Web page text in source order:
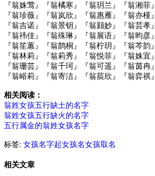
『翁姝莺』『翁橘寒』『翁玥兰』『翁湘菲』
『翁珍薇』『翁岚欣』『翁惠雁』『翁亦槿』
『翁吉诺』『翁景钥』『翁颢妙』『翁芸孝』
『翁祎佳』『翁殊琳』『翁展语』『翁昀彦』
『翁笙蕙』『翁鹊桐』『翁柠玥』『翁芩韵』
『翁林莉』『翁莉秀』『翁悦菲』『翁姝宜』
『翁珊芸』『翁千珂』『翁可遥』『翁茵冉』
『翁峪莉』『翁寄洁』『翁莀欣』『翁弈祺』
相关阅读：
翁姓女孩五行缺土的名字
翁姓女孩五行缺火的名字
五行属金的翁姓女孩名字
标签: 女孩名字起女孩名女孩取名
相关文章